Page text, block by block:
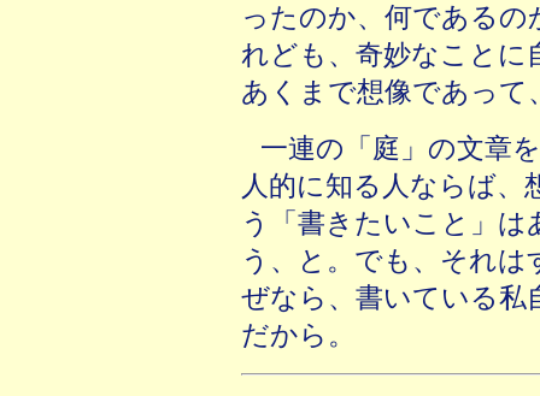
ったのか、何である
れども、奇妙なことに
あくまで想像であって
一連の「庭」の文章
人的に知る人ならば
う「書きたいこと」
う、と。でも、それ
ぜなら、書いている
だから。